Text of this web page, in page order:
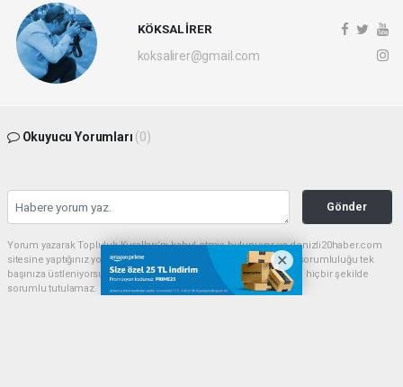
KÖKSAL İRER
koksalirer@gmail.com
Okuyucu Yorumları (0)
Gönder
Yorum yazarak Topluluk Kuralları’nı kabul etmiş bulunuyor ve denizli20haber.com
sitesine yaptığınız yorumunuzla ilgili doğrudan veya dolaylı tüm sorumluluğu tek
başınıza üstleniyorsunuz. Yazılan tüm yorumlardan site yönetimi hiçbir şekilde
sorumlu tutulamaz.